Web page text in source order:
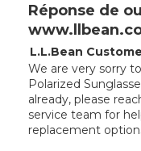
Réponse de
L.L.Bean
We are very sorry
Polarized
already, please
service team for
replacement